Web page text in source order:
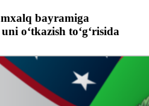
bayramiga
o‘tkazish to‘g‘risida